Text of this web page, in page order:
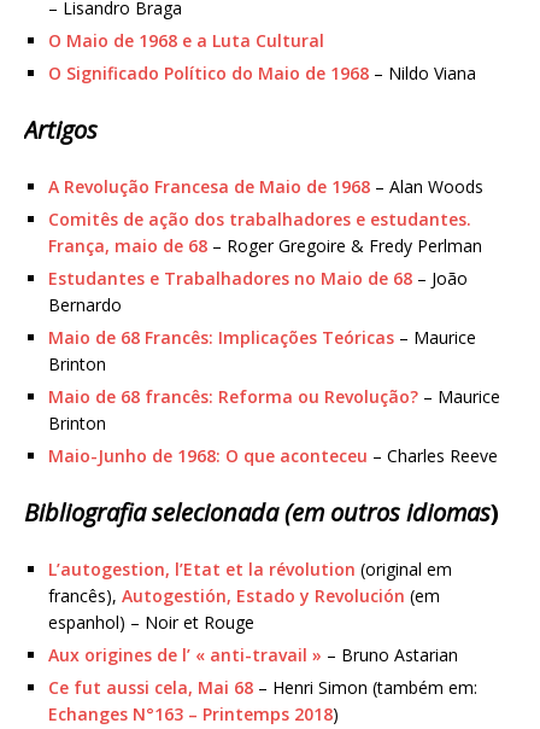
– Lisandro Braga
O Maio de 1968 e a Luta Cultural
O Significado Político do Maio de 1968 – Nildo Viana
Artigos
A Revolução Francesa de Maio de 1968 – Alan Woods
Comitês de ação dos trabalhadores e estudantes.
França, maio de 68 – Roger Gregoire & Fredy Perlman
Estudantes e Trabalhadores no Maio de 68 – João
Bernardo
Maio de 68 Francês: Implicações Teóricas – Maurice
Brinton
Maio de 68 francês: Reforma ou Revolução? – Maurice
Brinton
Maio-Junho de 1968: O que aconteceu – Charles Reeve
Bibliografia selecionada (em outros idiomas)
L’autogestion, l’Etat et la révolution (original em
francês), Autogestión, Estado y Revolución (em
espanhol) – Noir et Rouge
Aux origines de l’ « anti-travail » – Bruno Astarian
Ce fut aussi cela, Mai 68 – Henri Simon (também em:
Echanges N°163 – Printemps 2018)